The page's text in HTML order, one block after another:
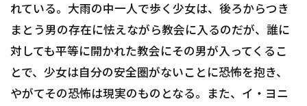
れている。大雨の中一人で歩く少女は、後ろからつき
まとう男の存在に怯えながら教会に入るのだが、誰に
対しても平等に開かれた教会にその男が入ってくるこ
とで、少女は自分の安全圏がないことに恐怖を抱き、
やがてその恐怖は現実のものとなる。また、イ・ヨニ